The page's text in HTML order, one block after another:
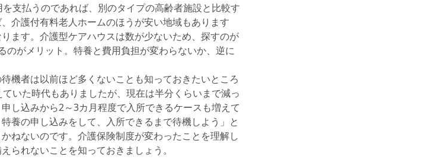
支払うのであれば、別のタイプの高齢者施設と比較す
介護付有料老人ホームのほうが安い地域もあります
ます。介護型ケアハウスは数が少ないため、探すのが
のがメリット。特養と費用負担が変わらないか、逆に
機者は以前ほど多くないことも知っておきたいところ
いた時代もありましたが、現在は半分くらいまで減っ
し込みから2～3カ月程度で入所できるケースも増えて
養の申し込みをして、入所できるまで待機しよう」と
ねないのです。介護保険制度が変わったことを理解し
られないことを知っておきましょう。